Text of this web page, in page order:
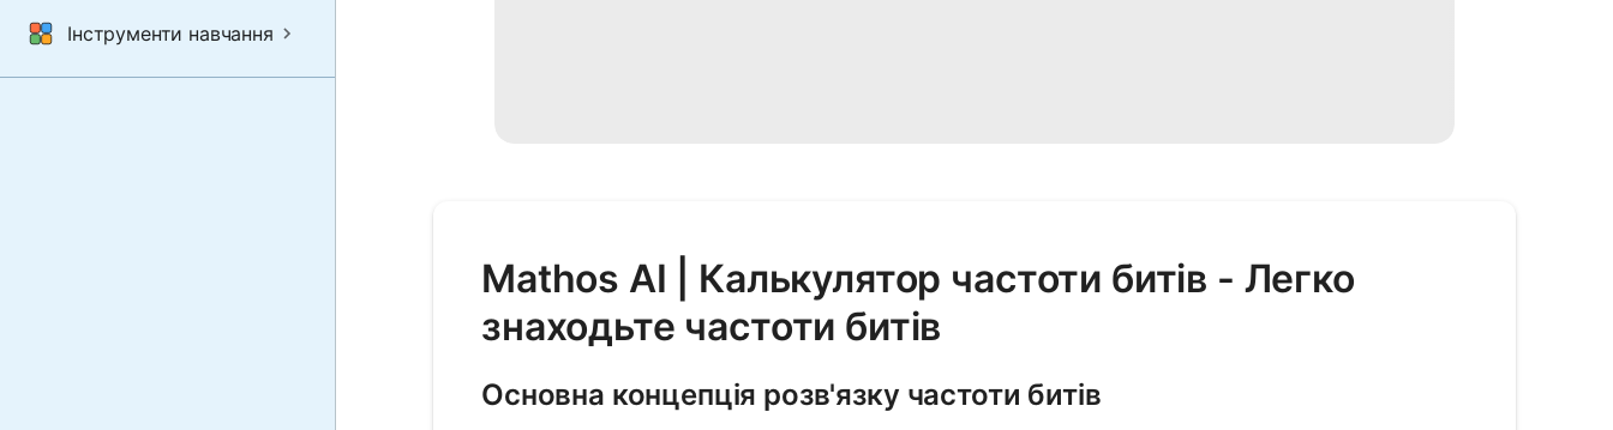
Інструменти навчання
Mathos AI | Калькулятор частоти битів - Легко
знаходьте частоти битів
Основна концепція розв'язку частоти битів